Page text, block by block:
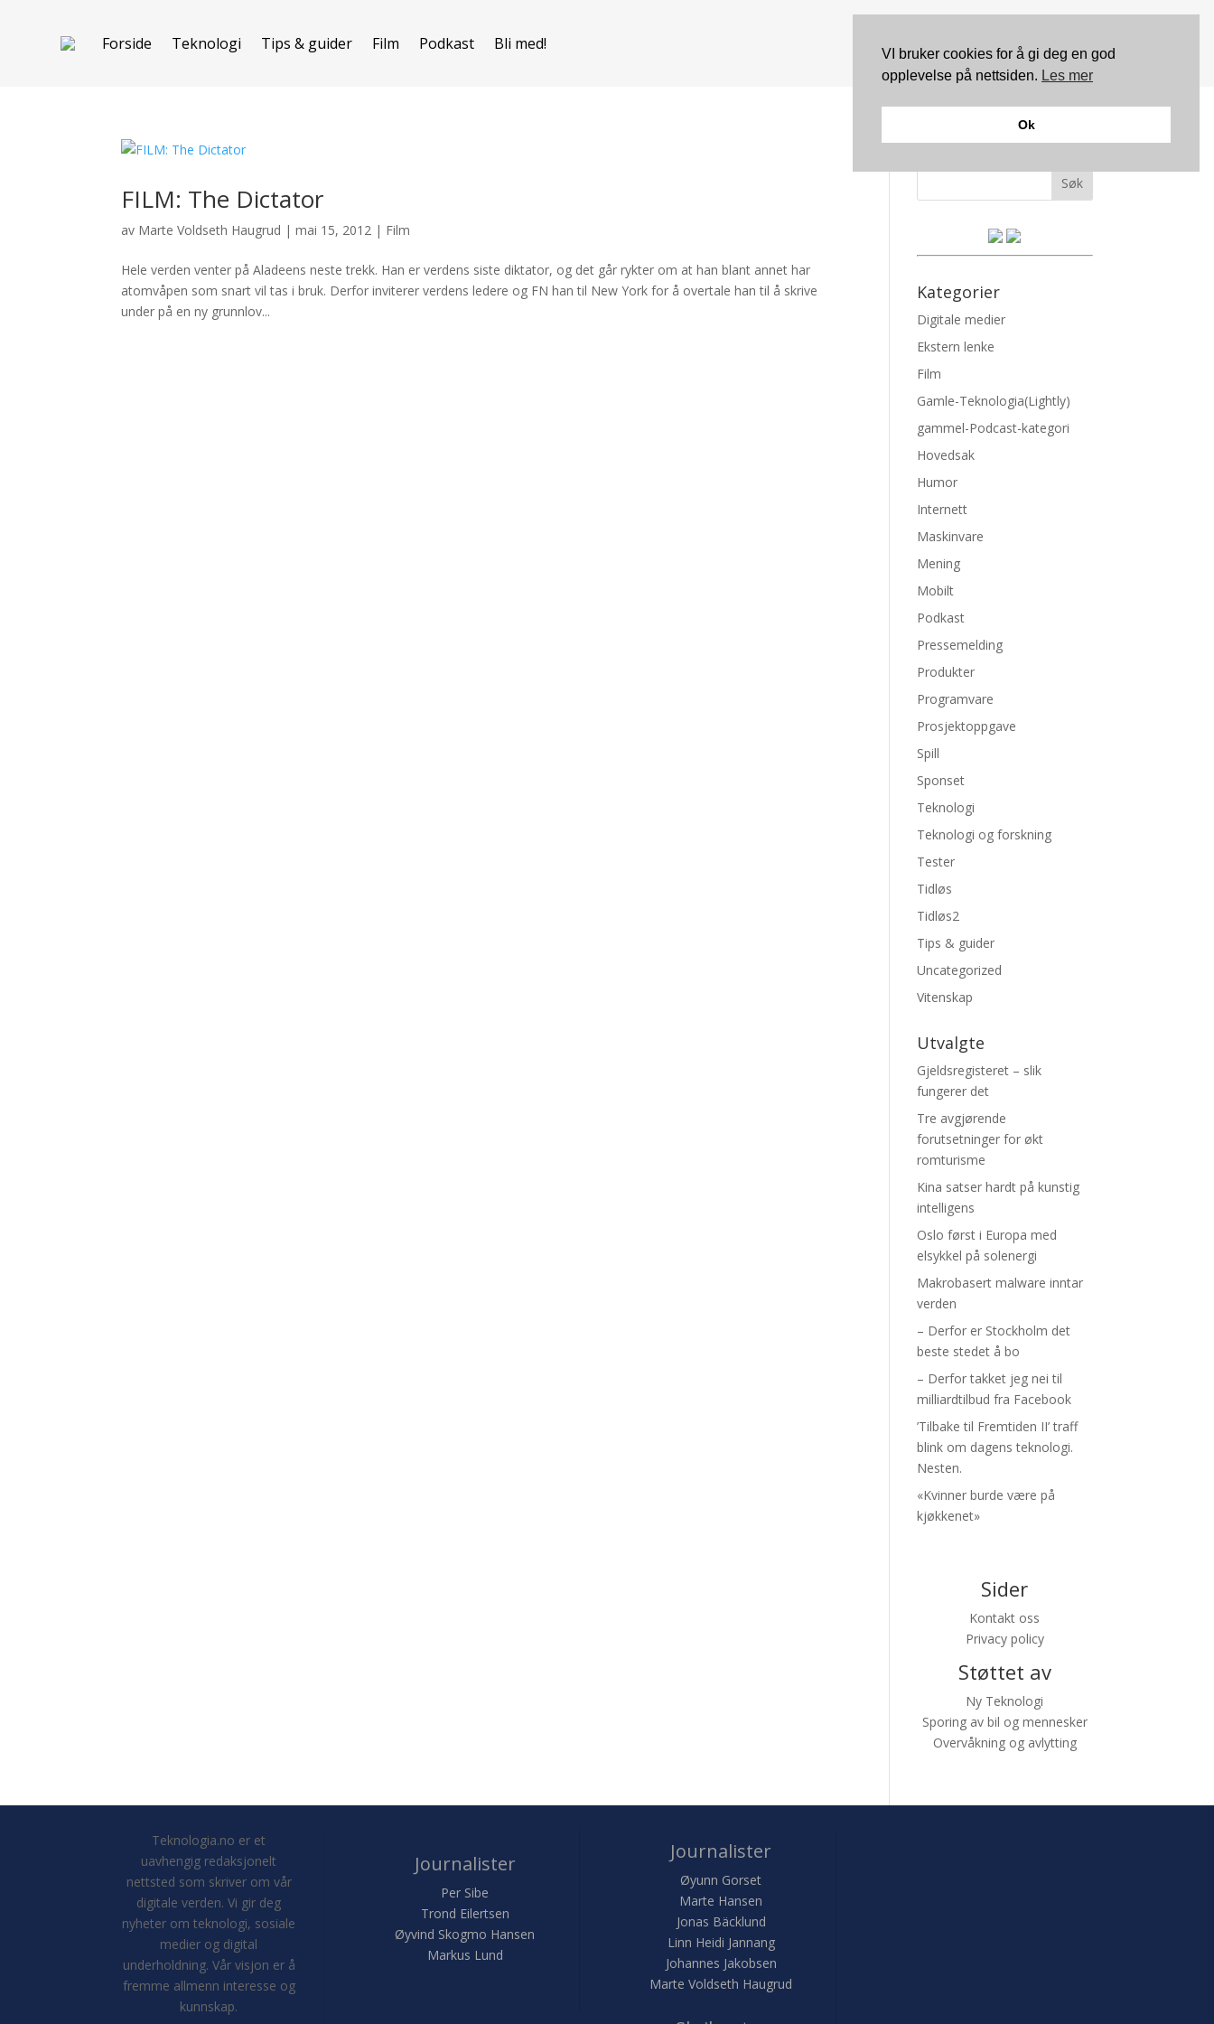
Forside Teknologi Tips & guider Film Podkast Bli med!
FILM: The Dictator
av Marte Voldseth Haugrud |mai 15, 2012 | Film
Hele verden venter på Aladeens neste trekk. Han er verdens siste diktator, og det går rykter om at han blant annet har
atomvåpen som snart vil tas i bruk. Derfor inviterer verdens ledere og FN han til New York for å overtale han til å skrive
under på en ny grunnlov...
Søk
Kategorier
Digitale medier
Ekstern lenke
Film
Gamle-Teknologia(Lightly)
gammel-Podcast-kategori
Hovedsak
Humor
Internett
Maskinvare
Mening
Mobilt
Podkast
Pressemelding
Produkter
Programvare
Prosjektoppgave
Spill
Sponset
Teknologi
Teknologi og forskning
Tester
Tidløs
Tidløs2
Tips & guider
Uncategorized
Vitenskap
Utvalgte
Gjeldsregisteret – slik
fungerer det
Tre avgjørende
forutsetninger for økt
romturisme
Kina satser hardt på kunstig
intelligens
Oslo først i Europa med
elsykkel på solenergi
Makrobasert malware inntar
verden
– Derfor er Stockholm det
beste stedet å bo
– Derfor takket jeg nei til
milliardtilbud fra Facebook
’Tilbake til Fremtiden II’ traff
blink om dagens teknologi.
Nesten.
«Kvinner burde være på
kjøkkenet»
Sider
Kontakt oss
Privacy policy
Støttet av
Ny Teknologi
Sporing av bil og mennesker
Overvåkning og avlytting
Teknologia.no er et
uavhengig redaksjonelt
nettsted som skriver om vår
digitale verden. Vi gir deg
nyheter om teknologi, sosiale
medier og digital
underholdning. Vår visjon er å
fremme allmenn interesse og
kunnskap.
Journalister
Per Sibe
Trond Eilertsen
Øyvind Skogmo Hansen
Markus Lund
Journalister
Øyunn Gorset
Marte Hansen
Jonas Bäcklund
Linn Heidi Jannang
Johannes Jakobsen
Marte Voldseth Haugrud
VI bruker cookies for å gi deg en god
opplevelse på nettsiden. Les mer
Ok